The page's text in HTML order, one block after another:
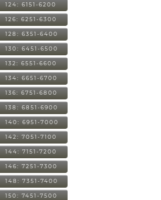
124: 6151-6200
126: 6251-6300
128: 6351-6400
130: 6451-6500
132: 6551-6600
134: 6651-6700
136: 6751-6800
138: 6851-6900
140: 6951-7000
142: 7051-7100
144: 7151-7200
146: 7251-7300
148: 7351-7400
150: 7451-7500